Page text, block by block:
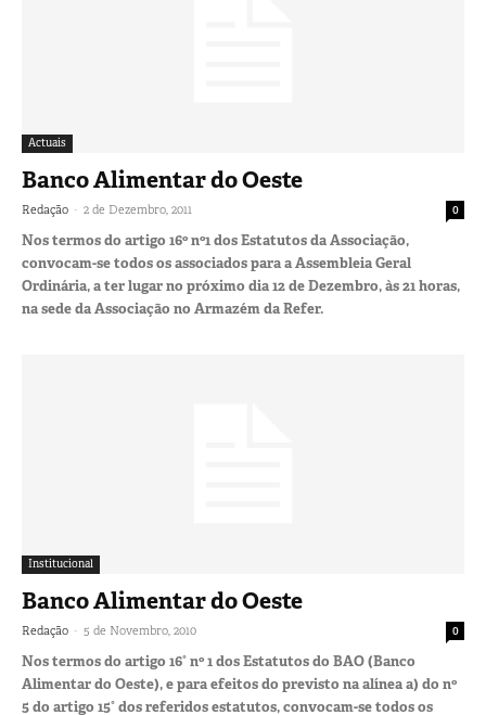
Actuais
Banco Alimentar do Oeste
Redação - 2 de Dezembro, 2011 0
Nos termos do artigo 16º nº1 dos Estatutos da Associação,
convocam-se todos os associados para a Assembleia Geral
Ordinária, a ter lugar no próximo dia 12 de Dezembro, às 21 horas,
na sede da Associação no Armazém da Refer.
Institucional
Banco Alimentar do Oeste
Redação - 5 de Novembro, 2010 0
Nos termos do artigo 16° nº 1 dos Estatutos do BAO (Banco
Alimentar do Oeste), e para efeitos do previsto na alínea a) do nº
5 do artigo 15° dos referidos estatutos, convocam-se todos os